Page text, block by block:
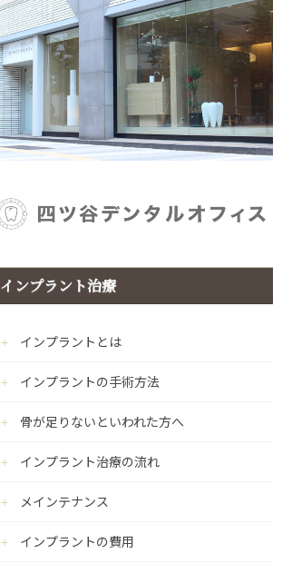
インプラント治療
インプラントとは
インプラントの手術方法
骨が足りないといわれた方へ
インプラント治療の流れ
メインテナンス
インプラントの費用